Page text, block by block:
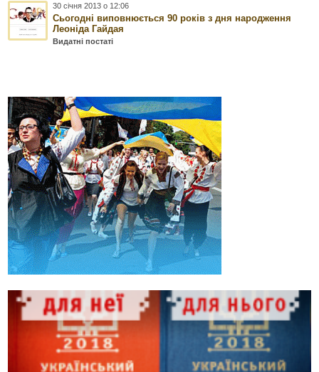
30 січня 2013 о 12:06
Сьогодні виповнюється 90 років з дня народження
Леоніда Гайдая
Видатні постаті